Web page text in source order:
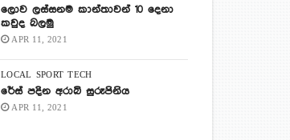
ලොව ලස්සනම කාන්තාවන් 10 දෙනා
කවුද බලමු
APR 11, 2021
LOCAL SPORT TECH
රේස් පදින අරාබි සුරූපිනිය
APR 11, 2021